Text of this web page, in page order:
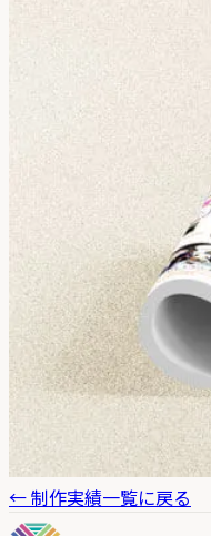
← 制作実績一覧に戻る